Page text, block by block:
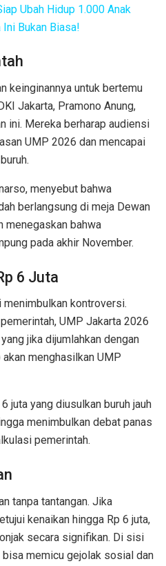
Ubah Hidup 1.000 Anak
Bukan Biasa!
keinginannya untuk bertemu
Jakarta, Pramono Anung,
ini. Mereka berharap audiensi
UMP 2026 dan mencapai
menyebut bahwa
berlangsung di meja Dewan
menegaskan bahwa
pada akhir November.
6 Juta
menimbulkan kontroversi.
UMP Jakarta 2026
jika dijumlahkan dengan
menghasilkan UMP
juta yang diusulkan buruh jauh
menimbulkan debat panas
pemerintah.
tanpa tantangan. Jika
kenaikan hingga Rp 6 juta,
secara signifikan. Di sisi
memicu gejolak sosial dan